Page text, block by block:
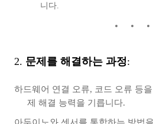
니다.
2. 문제를 해결하는 과정:
하드웨어 연결 오류, 코드 오류 등
제 해결 능력을 기릅니다.